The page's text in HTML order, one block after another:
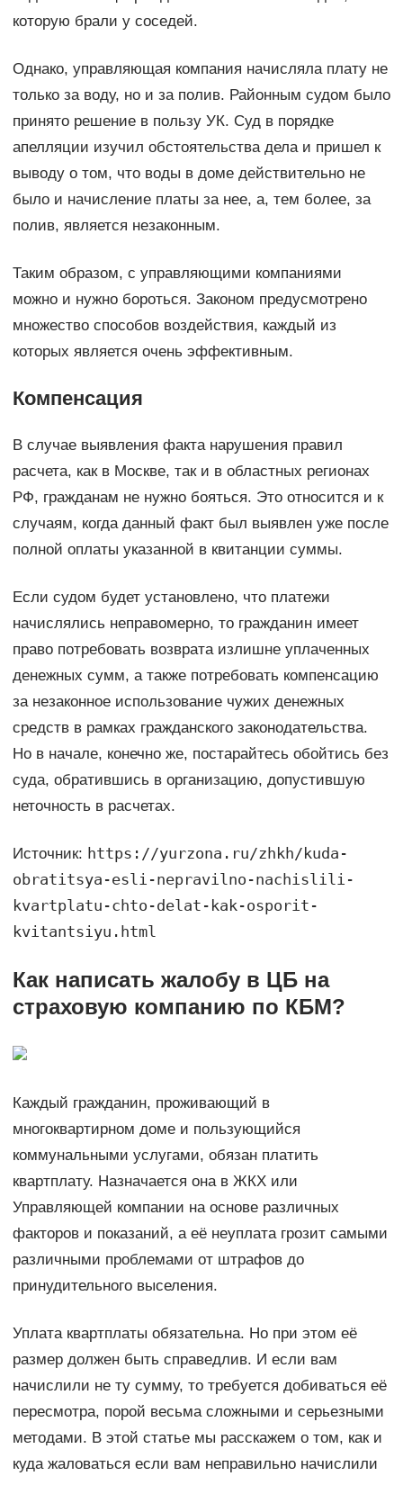
которую брали у соседей.
Однако, управляющая компания начисляла плату не
только за воду, но и за полив. Районным судом было
принято решение в пользу УК. Суд в порядке
апелляции изучил обстоятельства дела и пришел к
выводу о том, что воды в доме действительно не
было и начисление платы за нее, а, тем более, за
полив, является незаконным.
Таким образом, с управляющими компаниями
можно и нужно бороться. Законом предусмотрено
множество способов воздействия, каждый из
которых является очень эффективным.
Компенсация
В случае выявления факта нарушения правил
расчета, как в Москве, так и в областных регионах
РФ, гражданам не нужно бояться. Это относится и к
случаям, когда данный факт был выявлен уже после
полной оплаты указанной в квитанции суммы.
Если судом будет установлено, что платежи
начислялись неправомерно, то гражданин имеет
право потребовать возврата излишне уплаченных
денежных сумм, а также потребовать компенсацию
за незаконное использование чужих денежных
средств в рамках гражданского законодательства.
Но в начале, конечно же, постарайтесь обойтись без
суда, обратившись в организацию, допустившую
неточность в расчетах.
Источник: https://yurzona.ru/zhkh/kuda-
obratitsya-esli-nepravilno-nachislili-
kvartplatu-chto-delat-kak-osporit-
kvitantsiyu.html
Как написать жалобу в ЦБ на
страховую компанию по КБМ?
Каждый гражданин, проживающий в
многоквартирном доме и пользующийся
коммунальными услугами, обязан платить
квартплату. Назначается она в ЖКХ или
Управляющей компании на основе различных
факторов и показаний, а её неуплата грозит самыми
различными проблемами от штрафов до
принудительного выселения.
Уплата квартплаты обязательна. Но при этом её
размер должен быть справедлив. И если вам
начислили не ту сумму, то требуется добиваться её
пересмотра, порой весьма сложными и серьезными
методами. В этой статье мы расскажем о том, как и
куда жаловаться если вам неправильно начислили